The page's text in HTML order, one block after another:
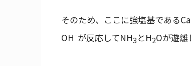
そのため、ここに強塩基である
OH–が反応してNH3とH2Oが遊離